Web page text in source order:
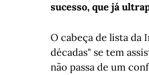
sucesso, que já
O cabeça de lista
décadas" se tem
não passa de um